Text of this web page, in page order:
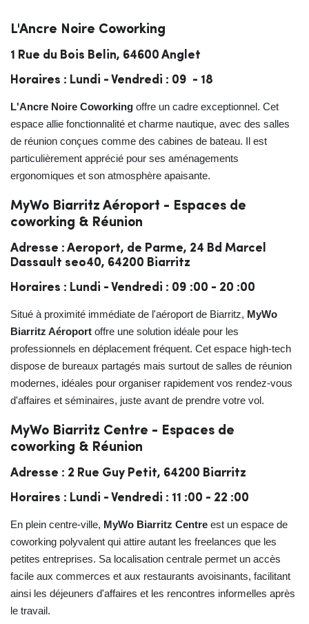
L'Ancre Noire Coworking
1 Rue du Bois Belin, 64600 Anglet
Horaires : Lundi - Vendredi : 09 - 18
L'Ancre Noire Coworking offre un cadre exceptionnel. Cet
espace allie fonctionnalité et charme nautique, avec des salles
de réunion conçues comme des cabines de bateau. Il est
particulièrement apprécié pour ses aménagements
ergonomiques et son atmosphère apaisante.
MyWo Biarritz Aéroport - Espaces de
coworking & Réunion
Adresse : Aeroport, de Parme, 24 Bd Marcel
Dassault seo40, 64200 Biarritz
Horaires : Lundi - Vendredi : 09 :00 - 20 :00
Situé à proximité immédiate de l'aéroport de Biarritz, MyWo
Biarritz Aéroport offre une solution idéale pour les
professionnels en déplacement fréquent. Cet espace high-tech
dispose de bureaux partagés mais surtout de salles de réunion
modernes, idéales pour organiser rapidement vos rendez-vous
d'affaires et séminaires, juste avant de prendre votre vol.
MyWo Biarritz Centre - Espaces de
coworking & Réunion
Adresse : 2 Rue Guy Petit, 64200 Biarritz
Horaires : Lundi - Vendredi : 11 :00 - 22 :00
En plein centre-ville, MyWo Biarritz Centre est un espace de
coworking polyvalent qui attire autant les freelances que les
petites entreprises. Sa localisation centrale permet un accès
facile aux commerces et aux restaurants avoisinants, facilitant
ainsi les déjeuners d'affaires et les rencontres informelles après
le travail.